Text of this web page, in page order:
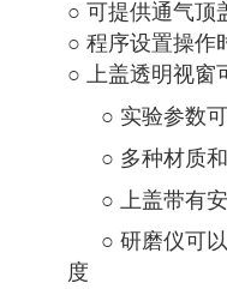
○ 可提供通气顶
○ 程序设置操作
○ 上盖透明视窗
○ 实验参数
○ 多种材质
○ 上盖带有
○ 研磨仪可
度